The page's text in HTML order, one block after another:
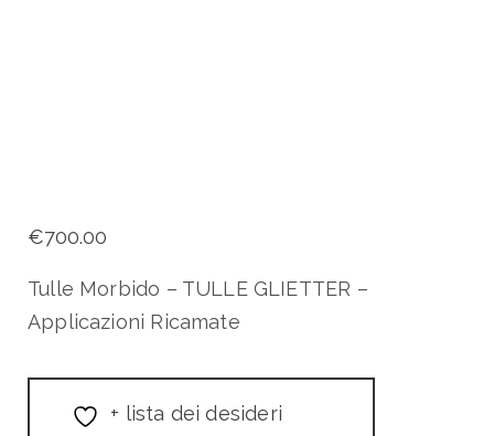
€700.00
Tulle Morbido – TULLE GLIETTER –
Applicazioni Ricamate
+ lista dei desideri